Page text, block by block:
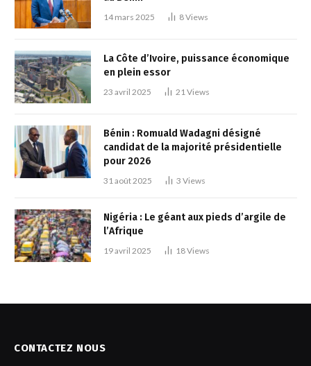
14 mars 2025 8Views
La Côte d’Ivoire, puissance économique
en plein essor
23 avril 2025 21 Views
Bénin : Romuald Wadagni désigné
candidat de la majorité présidentielle
pour 2026
31 août 2025 3 Views
Nigéria : Le géant aux pieds d’argile de
l’Afrique
19 avril 2025 18Views
CONTACTEZ NOUS